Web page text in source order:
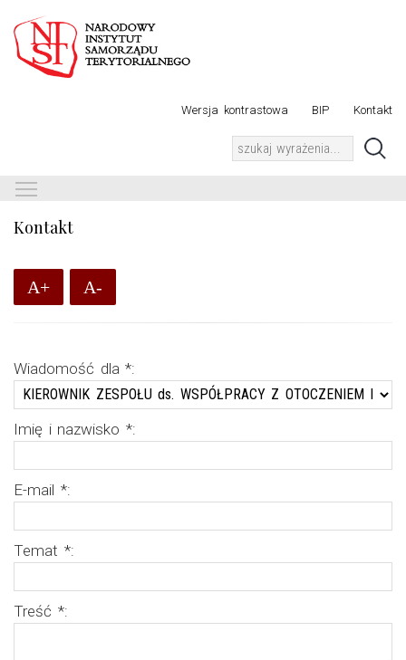
Wersja kontrastowa BIP Kontakt
Kontakt
A+ A-
Wiadomość dla *:
Imię i nazwisko *:
E-mail *:
Temat *:
Treść *: